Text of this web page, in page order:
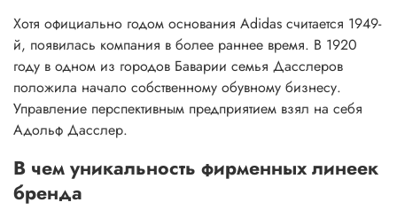
Хотя официально годом основания Adidas считается 1949-
й, появилась компания в более раннее время. В 1920
году в одном из городов Баварии семья Дасслеров
положила начало собственному обувному бизнесу.
Управление перспективным предприятием взял на себя
Адольф Дасслер.
В чем уникальность фирменных линеек
бренда